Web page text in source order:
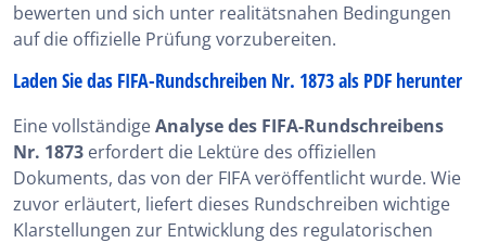
bewerten und sich unter realitätsnahen Bedingungen
auf die offizielle Prüfung vorzubereiten.
Laden Sie das FIFA-Rundschreiben Nr. 1873 als PDF herunter
Eine vollständigeAnalyse des FIFA-Rundschreibens
Nr. 1873 erfordert die Lektüre des offiziellen
Dokuments, das von der FIFA veröffentlicht wurde. Wie
zuvor erläutert, liefert dieses Rundschreiben wichtige
Klarstellungen zur Entwicklung des regulatorischen